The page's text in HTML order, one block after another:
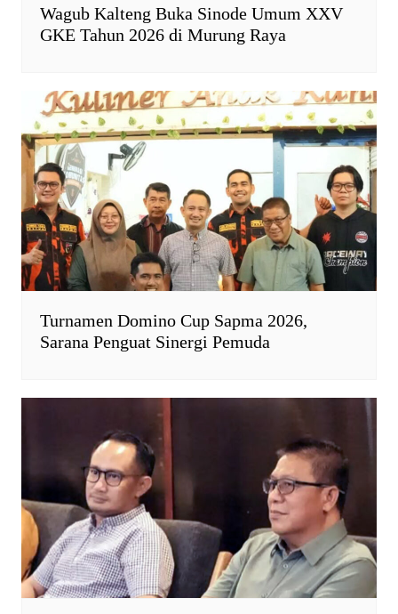
Wagub Kalteng Buka Sinode Umum XXV
GKE Tahun 2026 di Murung Raya
Turnamen Domino Cup Sapma 2026,
Sarana Penguat Sinergi Pemuda